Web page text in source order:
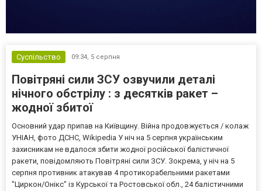
Суспільство 09:34, 5 серпня
Повітряні сили ЗСУ озвучили деталі
нічного обстрілу : з десятків ракет –
жодної збитої
Основний удар припав на Київщину. Війна продовжується / колаж
УНІАН, фото ДСНС, Wikipedia У ніч на 5 серпня українським
захисникам не вдалося збити жодної російської балістичної
ракети, повідомляють Повітряні сили ЗСУ. Зокрема, у ніч на 5
серпня противник атакував 4 протикорабельними ракетами
"Циркон/Онікс" із Курської та Ростовської обл., 24 балістичними